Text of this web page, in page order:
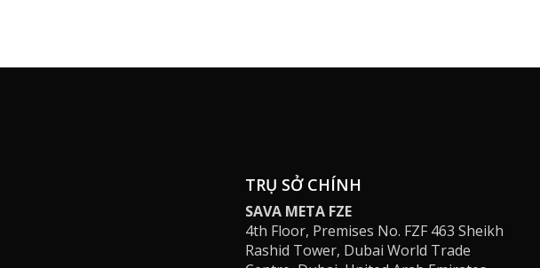
TRỤ SỞ CHÍNH
SAVA META FZE
4th Floor, Premises No. FZF 463 Sheikh
Rashid Tower, Dubai World Trade